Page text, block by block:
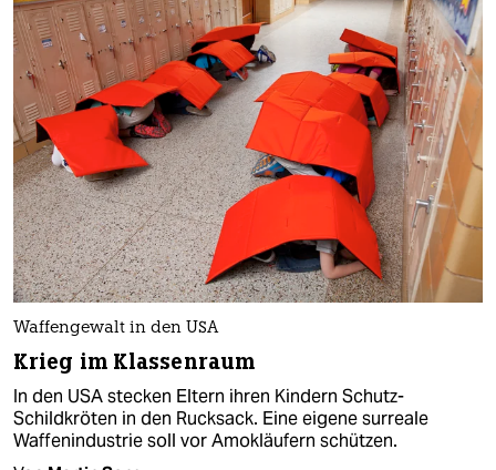
Waffengewalt in den USA
Krieg im Klassenraum
In den USA stecken Eltern ihren Kindern Schutz-
Schildkröten in den Rucksack. Eine eigene surreale
Waffenindustrie soll vor Amokläufern schützen.